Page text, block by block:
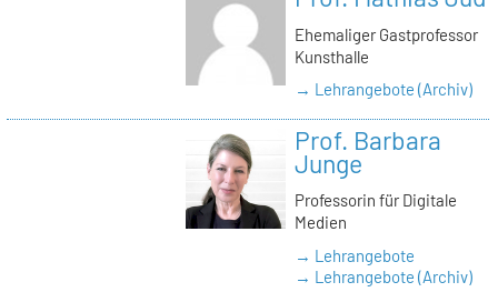
Ehemaliger Gastprofessor
Kunsthalle
→ Lehrangebote (Archiv)
Prof. Barbara
Junge
Professorin für Digitale
Medien
→ Lehrangebote
→ Lehrangebote (Archiv)